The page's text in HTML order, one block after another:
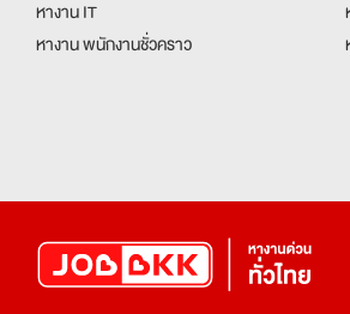
หางาน IT
หางาน พนักงานชั่วคราว